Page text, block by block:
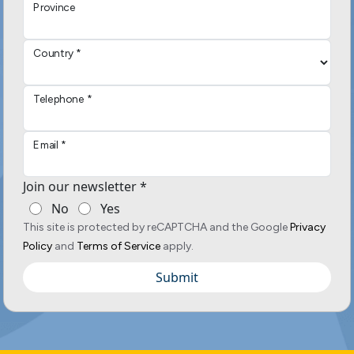
Province
Country *
Telephone *
Email *
Join our newsletter *
No
Yes
This site is protected by reCAPTCHA and the GooglePrivacy
Policy and Terms of Service apply.
Submit